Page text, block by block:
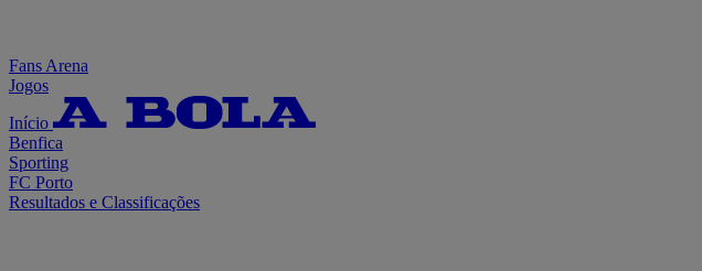
Fans Arena
Jogos
Início
Benfica
Sporting
FC Porto
Resultados e Classificações